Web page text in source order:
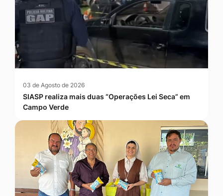
03 de Agosto de 2026
SIASP realiza mais duas “Operações Lei Seca” em
Campo Verde